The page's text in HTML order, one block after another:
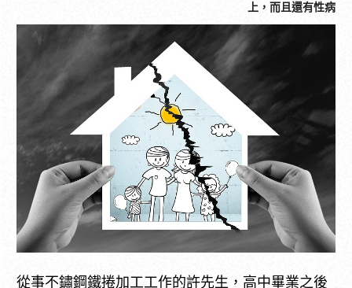
上，而且還有性病
從事不鏽鋼鐵捲加工工作的許先生，高中畢業之後